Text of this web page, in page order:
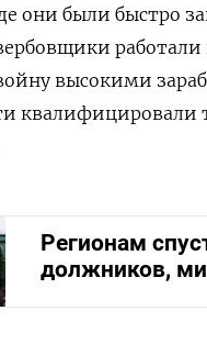
они были быстро
высокими
квалифицировали
Регионам
должников,